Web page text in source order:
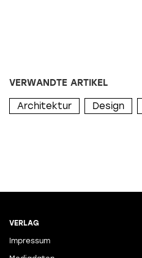
VERWANDTE ARTIKEL
Architektur Design
VERLAG
Impressum